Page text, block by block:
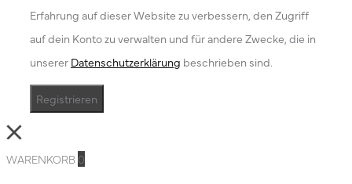
Erfahrung auf dieser Website zu verbessern, den Zugriff
auf dein Konto zu verwalten und für andere Zwecke, die in
unserer Datenschutzerklärung beschrieben sind.
Registrieren
Close
WARENKORB 0